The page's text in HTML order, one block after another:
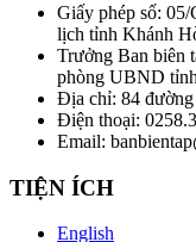
Giấy phép số:
lịch tỉnh Khánh
Trưởng Ban biên
phòng UBND
Địa chỉ: 84 đường
Điện thoại:
Email:
TIỆN ÍCH
English